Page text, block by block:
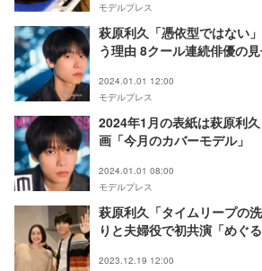
モデルプレス
萩原利久「憑依型ではない
う理由 8クール連続俳優の
2024.01.01 12:00
モデルプレス
2024年1月の表紙は萩原利
画「今月のカバーモデル」
2024.01.01 08:00
モデルプレス
萩原利久「タイムリープの
りと夫婦役で初共演「めぐ
2023.12.19 12:00